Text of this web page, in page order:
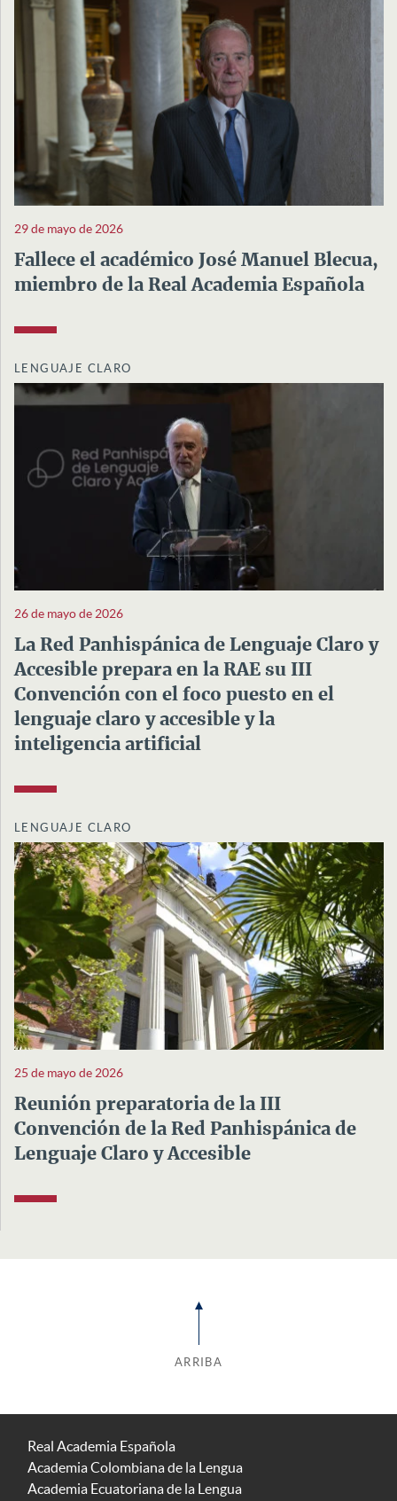
29 de mayo de 2026
Fallece el académico José Manuel Blecua,
miembro de la Real Academia Española
LENGUAJE CLARO
26 de mayo de 2026
La Red Panhispánica de Lenguaje Claro y
Accesible prepara en la RAE su III
Convención con el foco puesto en el
lenguaje claro y accesible y la
inteligencia artificial
LENGUAJE CLARO
25 de mayo de 2026
Reunión preparatoria de la III
Convención de la Red Panhispánica de
Lenguaje Claro y Accesible
ARRIBA
Real Academia Española
Academia Colombiana de la Lengua
Academia Ecuatoriana de la Lengua